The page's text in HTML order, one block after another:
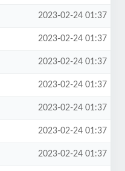
2023-02-24 01:37
2023-02-24 01:37
2023-02-24 01:37
2023-02-24 01:37
2023-02-24 01:37
2023-02-24 01:37
2023-02-24 01:37